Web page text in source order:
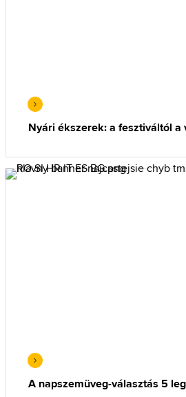
Nyári ékszerek: a fesztiváltól a
A napszemüveg-választás 5